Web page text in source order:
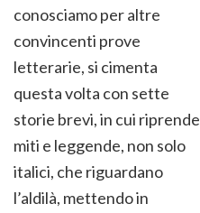
conosciamo per altre
convincenti prove
letterarie, si cimenta
questa volta con sette
storie brevi, in cui riprende
miti e leggende, non solo
italici, che riguardano
l’aldilà, mettendo in